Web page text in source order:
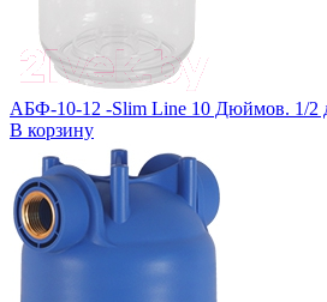
АБФ-10-12 -Slim Line 10 Дюймов. 1/2
В корзину